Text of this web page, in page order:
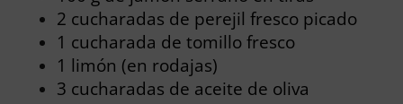
2 cucharadas de perejil fresco picado
1 cucharada de tomillo fresco
1 limón (en rodajas)
3 cucharadas de aceite de oliva